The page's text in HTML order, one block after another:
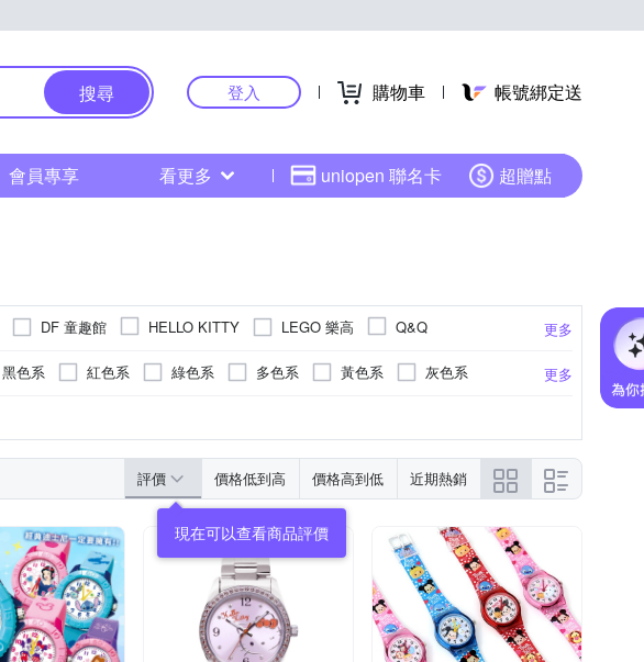
搜尋 登入 購物車 帳號綁定送
會員專享 看更多 uniopen 聯名卡 超贈點
更多
DF 童趣館 HELLO KITTY LEGO 樂高
Q&Q
更多
黑色系 紅色系 綠色系 多色系 黃色系
灰色系
評價 價格低到高 價格高到低 近期熱銷